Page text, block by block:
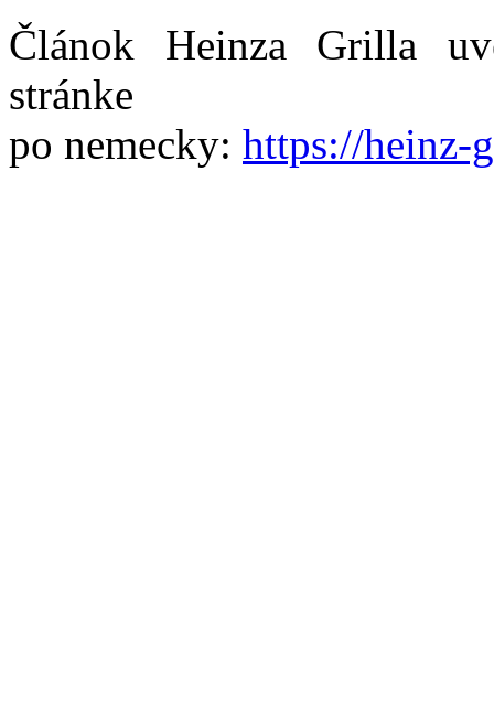
Článok Heinza Grilla
stránke
po nemecky: https://heinz-